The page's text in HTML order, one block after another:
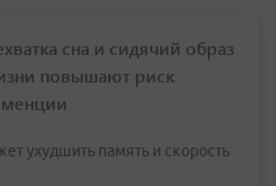
сна и сидячий образ
повышают риск
ухудшить память и скорость